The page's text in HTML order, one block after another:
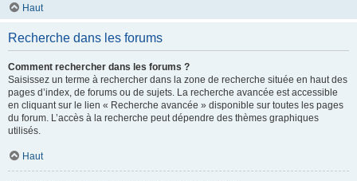
Haut
Recherche dans les forums
Comment rechercher dans les forums ?
Saisissez un terme à rechercher dans la zone de recherche située en haut des
pages d’index, de forums ou de sujets. La recherche avancée est accessible
en cliquant sur le lien « Recherche avancée » disponible sur toutes les pages
du forum. L’accès à la recherche peut dépendre des thèmes graphiques
utilisés.
Haut